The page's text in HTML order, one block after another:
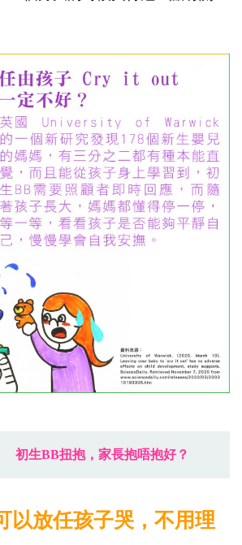
初生BB扭抱，家長抱唔抱好？
以放任孩子哭，不用理